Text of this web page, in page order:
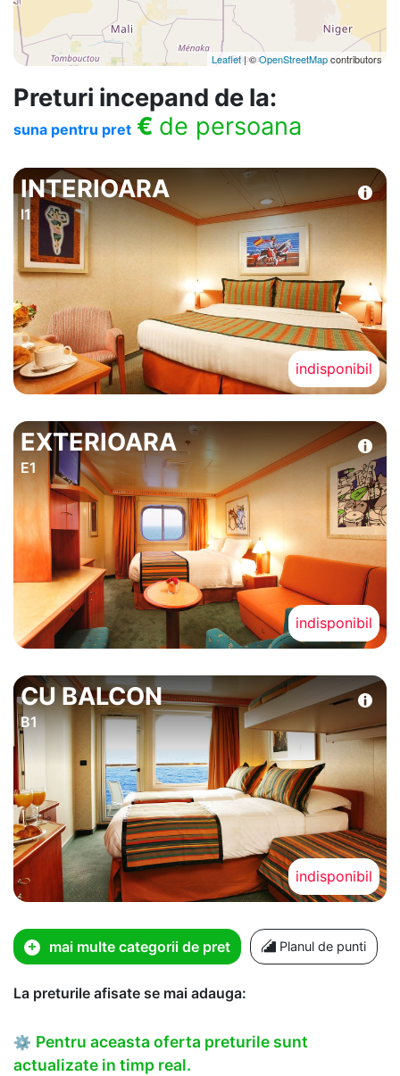
Leaflet| ©OpenStreetMapcontributors
Preturi incepand de la:
suna pentru pret € de persoana
INTERIOARA
I1
indisponibil
EXTERIOARA
E1
indisponibil
CU BALCON
B1
indisponibil
mai multe categorii de pret Planul de punti
La preturile afisate se mai adauga:
⚙ Pentru aceasta oferta preturile sunt
actualizate in timp real.